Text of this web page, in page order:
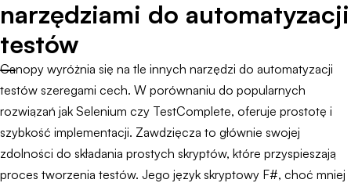
narzędziami do automatyzacji
testów
Canopy wyróżnia się na tle innych narzędzi do automatyzacji
testów szeregami cech. W porównaniu do popularnych
rozwiązań jak Selenium czy TestComplete, oferuje prostotę i
szybkość implementacji. Zawdzięcza to głównie swojej
zdolności do składania prostych skryptów, które przyspieszają
proces tworzenia testów. Jego język skryptowy F#, choć mniej